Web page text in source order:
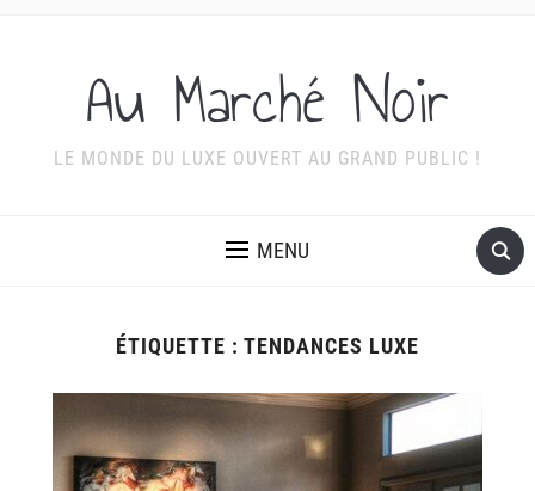
Au Marché Noir
LE MONDE DU LUXE OUVERT AU GRAND PUBLIC !
MENU
ÉTIQUETTE : TENDANCES LUXE